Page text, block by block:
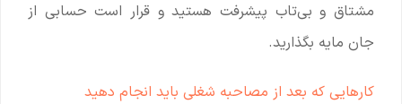
مشتاق و بی‌تاب پیشرفت هستید و قرار است حسابی از
جان مایه بگذارید.
کارهایی که بعد از مصاحبه شغلی باید انجام دهید